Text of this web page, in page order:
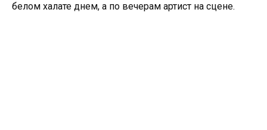
белом халате днем, а по вечерам артист на сцене.